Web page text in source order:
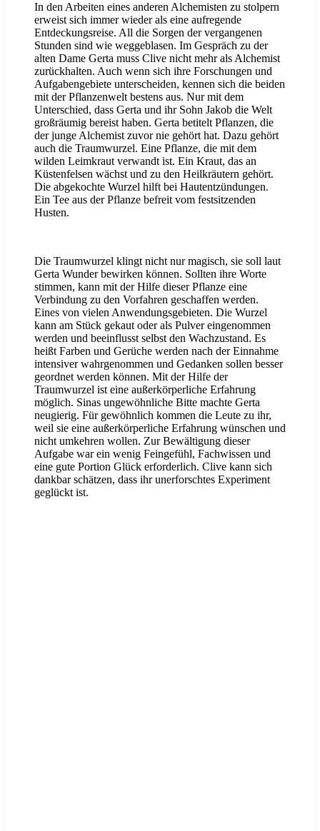
In den Arbeiten eines anderen Alchemisten zu stolpern
erweist sich immer wieder als eine aufregende
Entdeckungsreise. All die Sorgen der vergangenen
Stunden sind wie weggeblasen. Im Gespräch zu der
alten Dame Gerta muss Clive nicht mehr als Alchemist
zurückhalten. Auch wenn sich ihre Forschungen und
Aufgabengebiete unterscheiden, kennen sich die beiden
mit der Pflanzenwelt bestens aus. Nur mit dem
Unterschied, dass Gerta und ihr Sohn Jakob die Welt
großräumig bereist haben. Gerta betitelt Pflanzen, die
der junge Alchemist zuvor nie gehört hat. Dazu gehört
auch die Traumwurzel. Eine Pflanze, die mit dem
wilden Leimkraut verwandt ist. Ein Kraut, das an
Küstenfelsen wächst und zu den Heilkräutern gehört.
Die abgekochte Wurzel hilft bei Hautentzündungen.
Ein Tee aus der Pflanze befreit vom festsitzenden
Husten.
Die Traumwurzel klingt nicht nur magisch, sie soll laut
Gerta Wunder bewirken können. Sollten ihre Worte
stimmen, kann mit der Hilfe dieser Pflanze eine
Verbindung zu den Vorfahren geschaffen werden.
Eines von vielen Anwendungsgebieten. Die Wurzel
kann am Stück gekaut oder als Pulver eingenommen
werden und beeinflusst selbst den Wachzustand. Es
heißt Farben und Gerüche werden nach der Einnahme
intensiver wahrgenommen und Gedanken sollen besser
geordnet werden können. Mit der Hilfe der
Traumwurzel ist eine außerkörperliche Erfahrung
möglich. Sinas ungewöhnliche Bitte machte Gerta
neugierig. Für gewöhnlich kommen die Leute zu ihr,
weil sie eine außerkörperliche Erfahrung wünschen und
nicht umkehren wollen. Zur Bewältigung dieser
Aufgabe war ein wenig Feingefühl, Fachwissen und
eine gute Portion Glück erforderlich. Clive kann sich
dankbar schätzen, dass ihr unerforschtes Experiment
geglückt ist.